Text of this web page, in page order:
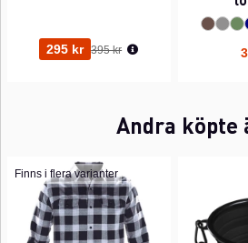
295 kr Ordinarie pris:
395 kr
Andra köpte
Finns i flera varianter